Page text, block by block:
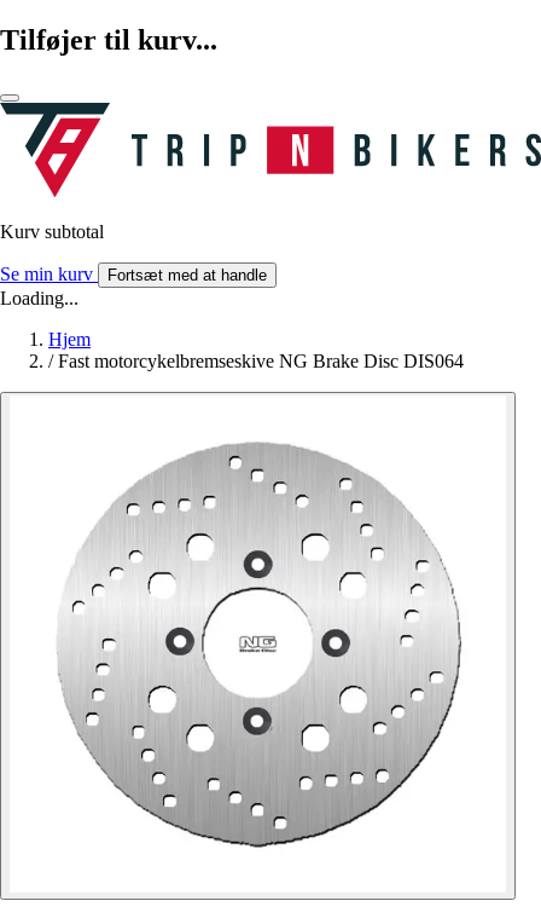
Tilføjer til kurv...
Kurv subtotal
Se min kurv Fortsæt med at handle
Loading...
Hjem
/ Fast motorcykelbremseskive NG Brake Disc DIS064